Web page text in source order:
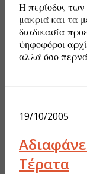
Η περίοδος
μακριά και τα
διαδικασία
ψηφοφόροι
αλλά όσο
19/10/2005
Τέρατα